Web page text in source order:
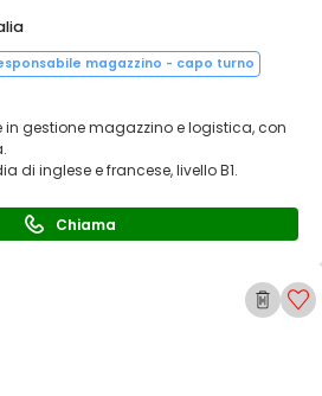
magazzino - capo turno
in gestione magazzino e logistica, con
di inglese e francese, livello B1.
Chiama